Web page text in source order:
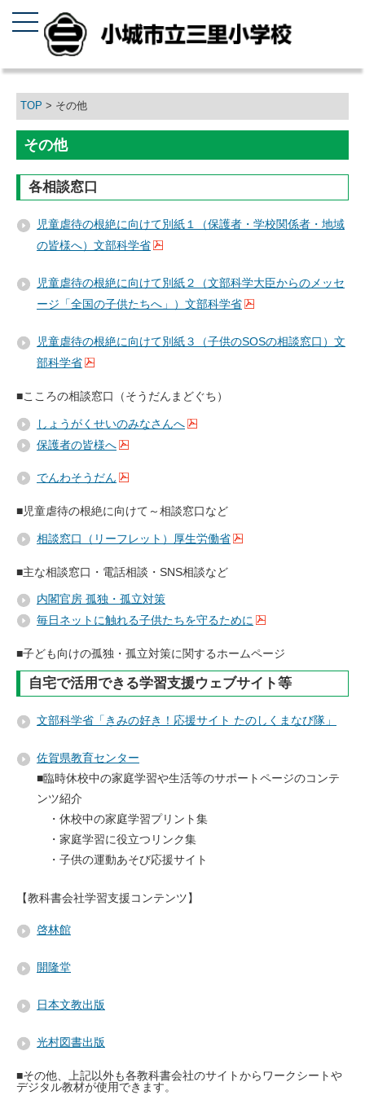
TOP > その他
その他
各相談窓口
児童虐待の根絶に向けて別紙１（保護者・学校関係者・地域
の皆様へ）文部科学省
児童虐待の根絶に向けて別紙２（文部科学大臣からのメッセ
ージ「全国の子供たちへ」）文部科学省
児童虐待の根絶に向けて別紙３（子供のSOSの相談窓口）文
部科学省
■こころの相談窓口（そうだんまどぐち）
しょうがくせいのみなさんへ
保護者の皆様へ
でんわそうだん
■児童虐待の根絶に向けて～相談窓口など
相談窓口（リーフレット）厚生労働省
■主な相談窓口・電話相談・SNS相談など
内閣官房 孤独・孤立対策
毎日ネットに触れる子供たちを守るために
■子ども向けの孤独・孤立対策に関するホームページ
自宅で活用できる学習支援ウェブサイト等
文部科学省「きみの好き！応援サイト たのしくまなび隊」
佐賀県教育センター
■臨時休校中の家庭学習や生活等のサポートページのコンテ
ンツ紹介
・休校中の家庭学習プリント集
・家庭学習に役立つリンク集
・子供の運動あそび応援サイト
【教科書会社学習支援コンテンツ】
啓林館
開隆堂
日本文教出版
光村図書出版
■その他、上記以外も各教科書会社のサイトからワークシートや
デジタル教材が使用できます。